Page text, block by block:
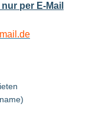
per E-Mail